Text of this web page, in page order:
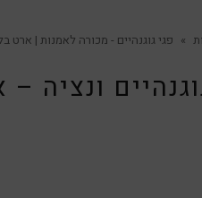
» פגי גוגנהיים - מכורה לאמנות | ארט
ונציה